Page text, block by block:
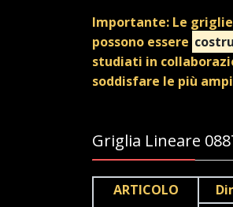
Importante: Le
possono essere
studiati in
soddisfare le più
Griglia Lineare
ARTICOLO